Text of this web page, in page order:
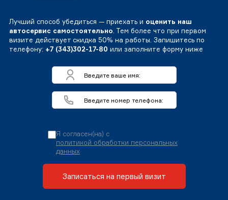
Лучший способ убедиться — приехать и оценить наш
автосервис самостоятельно. Тем более что при первом
визите действует скидка 50% на работы. Запишитесь по
телефону: +7 (343)302-17-80 или заполните форму ниже
Я согласен(на) с
политикой обработки персональных
данных
Записаться на первый визит